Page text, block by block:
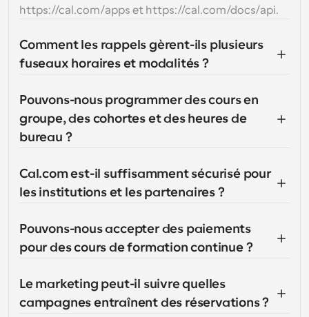
https://cal.com/apps et https://cal.com/docs/api.
Comment les rappels gèrent-ils plusieurs
fuseaux horaires et modalités ?
Pouvons-nous programmer des cours en
groupe, des cohortes et des heures de
bureau ?
Cal.com est-il suffisamment sécurisé pour
les institutions et les partenaires ?
Pouvons-nous accepter des paiements
pour des cours de formation continue ?
Le marketing peut-il suivre quelles
campagnes entraînent des réservations ?